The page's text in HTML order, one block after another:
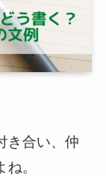
き合い、仲
。